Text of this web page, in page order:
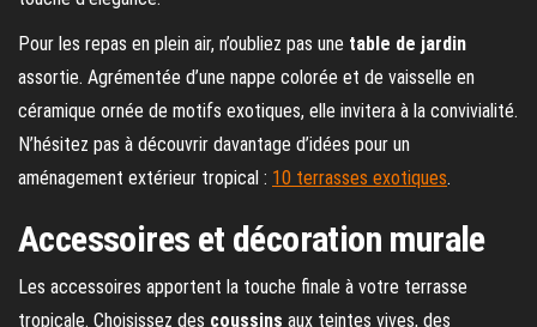
Pour les repas en plein air, n’oubliez pas une table de jardin
assortie. Agrémentée d’une nappe colorée et de vaisselle en
céramique ornée de motifs exotiques, elle invitera à la convivialité.
N’hésitez pas à découvrir davantage d’idées pour un
aménagement extérieur tropical : 10 terrasses exotiques.
Accessoires et décoration murale
Les accessoires apportent la touche finale à votre terrasse
tropicale. Choisissez des coussins aux teintes vives, des